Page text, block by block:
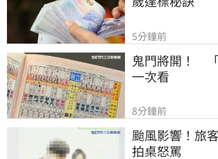
5分鐘前
鬼門將開！　
一次看
8分鐘前
颱風影響！旅
拍桌怒罵